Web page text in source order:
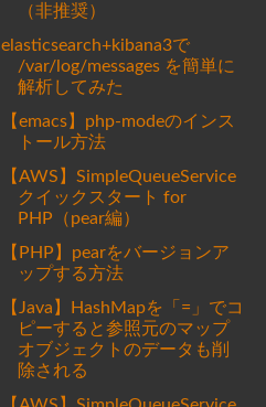
（非推奨）
elasticsearch+kibana3で
/var/log/messages を簡単に
解析してみた
【emacs】php-modeのインス
トール方法
【AWS】SimpleQueueService
クイックスタート for
PHP（pear編）
【PHP】pearをバージョンア
ップする方法
【Java】HashMapを「=」でコ
ピーすると参照元のマップ
オブジェクトのデータも削
除される